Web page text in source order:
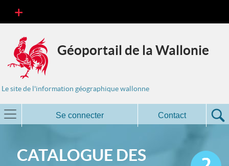
Géoportail de la Wallonie
Le site de l'information géographique wallonne
Se connecter Contact
CATALOGUE DES